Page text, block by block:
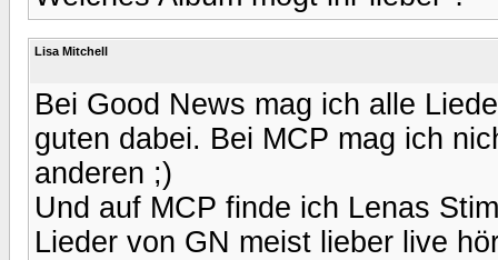
Lisa Mitchell
Bei Good News mag ich alle
guten dabei. Bei MCP mag ich
anderen ;)
Und auf MCP finde ich Lenas
Lieder von GN meist lieber live